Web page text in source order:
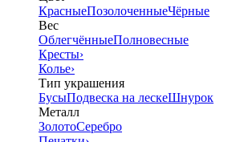
КрасныеПозолоченныеЧёрные
Вес
ОблегчённыеПолновесные
Кресты›
Колье›
Тип украшения
БусыПодвеска на лескеШнурок
Металл
ЗолотоСеребро